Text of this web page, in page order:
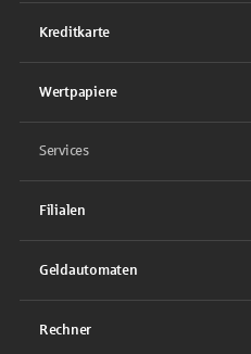
Kreditkarte
Wertpapiere
Services
Filialen
Geldautomaten
Rechner